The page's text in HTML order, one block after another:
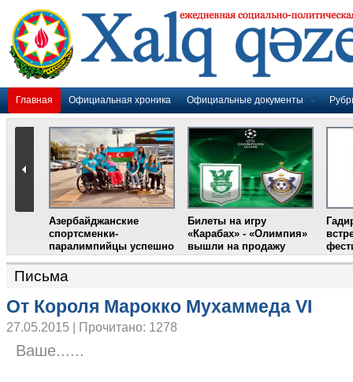
Главная Официальная хроника Официальные документы
Азербайджанские
спортсменки-
паралимпийцы успешно
выступили на III
Международном
фестивале парашютного
Билеты на игру
«Карабах» - «Олимпия»
вышли на продажу
Гадир
Письма
От Короля Марокко Мухаммеда VI
27.05.2015 | Прочитано: 1278
Ваше......